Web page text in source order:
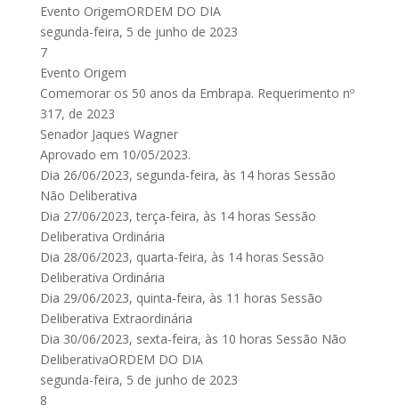
Evento OrigemORDEM DO DIA
segunda-feira, 5 de junho de 2023
7
Evento Origem
Comemorar os 50 anos da Embrapa. Requerimento nº
317, de 2023
Senador Jaques Wagner
Aprovado em 10/05/2023.
Dia 26/06/2023, segunda-feira, às 14 horas Sessão
Não Deliberativa
Dia 27/06/2023, terça-feira, às 14 horas Sessão
Deliberativa Ordinária
Dia 28/06/2023, quarta-feira, às 14 horas Sessão
Deliberativa Ordinária
Dia 29/06/2023, quinta-feira, às 11 horas Sessão
Deliberativa Extraordinária
Dia 30/06/2023, sexta-feira, às 10 horas Sessão Não
DeliberativaORDEM DO DIA
segunda-feira, 5 de junho de 2023
8